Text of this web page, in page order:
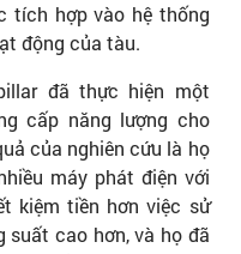
tích hợp vào hệ thống
động của tàu.
đã thực hiện một
cấp năng lượng cho
của nghiên cứu là họ
máy phát điện với
kiệm tiền hơn việc sử
suất cao hơn, và họ đã